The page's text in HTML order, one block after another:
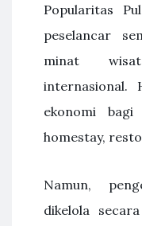
Popularitas
peselancar
minat
internasional.
ekonomi bagi
homestay,
Namun,
dikelola